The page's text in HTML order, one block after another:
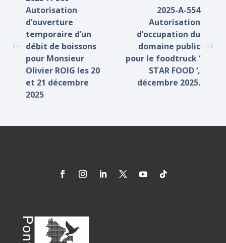
Autorisation
d’ouverture
temporaire d’un
débit de boissons
pour Monsieur
Olivier ROIG les 20
et 21 décembre
2025
2025-A-554
Autorisation
d’occupation du
domaine public
pour le foodtruck ‘
STAR FOOD ‘,
décembre 2025.